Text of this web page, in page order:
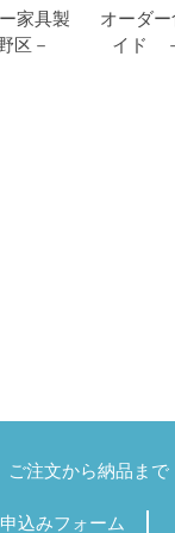
家具製
区－
オーダ
イド
ご注文から納品まで
込みフォーム